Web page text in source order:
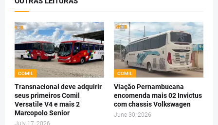
COMIL
Transnacional deve adquirir
seus primeiros Comil
Versatile V4 e mais 2
Marcopolo Senior
COMIL
Viação Pernambucana
encomenda mais 02 Invictus
com chassis Volkswagen
June 30, 2026